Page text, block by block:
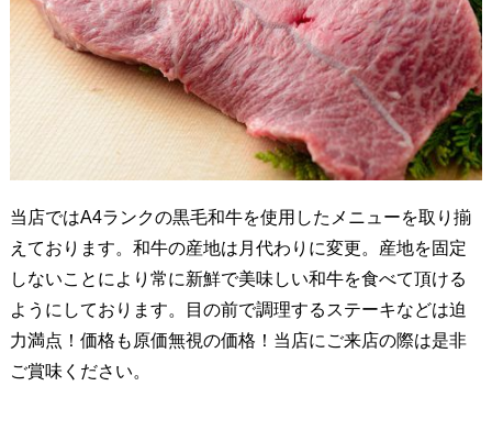
当店ではA4ランクの黒毛和牛を使用したメニューを取り揃
えております。和牛の産地は月代わりに変更。産地を固定
しないことにより常に新鮮で美味しい和牛を食べて頂ける
ようにしております。目の前で調理するステーキなどは迫
力満点！価格も原価無視の価格！当店にご来店の際は是非
ご賞味ください。